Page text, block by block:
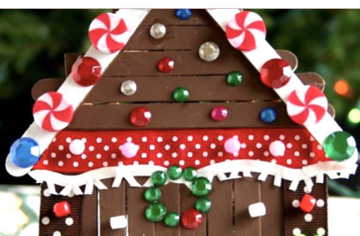
す。ご希望の方はご連絡ください。 3名以上でのご参加の場合、アトリエより徒
歩5分にございますワークショップカフェでの開催も可能ですので、お気軽にご
相談ください。 ⚫︎開催リクエスト お一人様より10時-22時の間で、開催リクエス
トも随時受付中です。 ●インスタグラム 情報発信をしています。アカウントはこ
ちらになります。 @atelier.bonheur.et.etincelant